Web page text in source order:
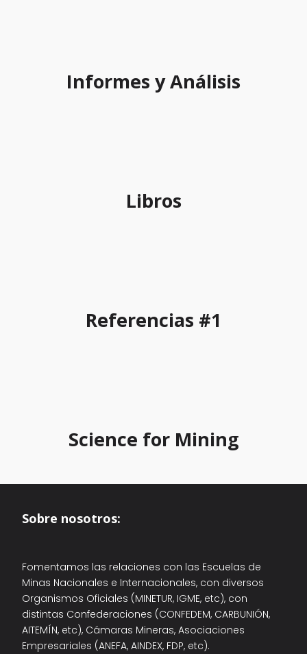
Informes y Análisis
Libros
Referencias #1
Science for Mining
Sobre nosotros:
Fomentamos las relaciones con las Escuelas de
Minas Nacionales e Internacionales, con diversos
Organismos Oficiales (MINETUR, IGME, etc), con
distintas Confederaciones (CONFEDEM, CARBUNIÓN,
AITEMÍN, etc), Cámaras Mineras, Asociaciones
Empresariales (ANEFA, AINDEX, FDP, etc).